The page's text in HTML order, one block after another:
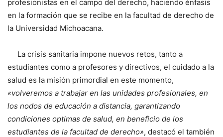
profesionistas en el campo del derecho, haciendo énfasis
en la formación que se recibe en la facultad de derecho de
la Universidad Michoacana.
La crisis sanitaria impone nuevos retos, tanto a
estudiantes como a profesores y directivos, el cuidado a la
salud es la misión primordial en este momento,
«volveremos a trabajar en las unidades profesionales, en
los nodos de educación a distancia, garantizando
condiciones optimas de salud, en beneficio de los
estudiantes de la facultad de derecho», destacó el también